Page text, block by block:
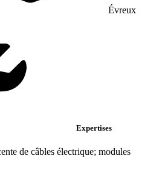
Évreux
Expertises
de câbles électrique; modules